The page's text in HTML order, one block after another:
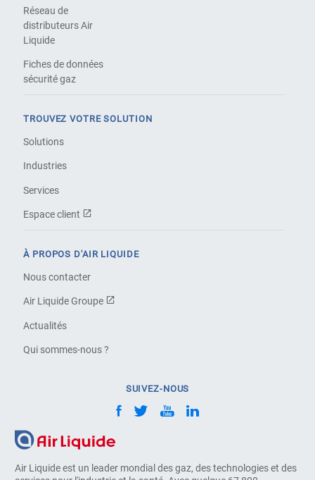
Air Liquide est un leader mondial des gaz, des technologies et des
Réseau de
distributeurs Air
Liquide
Fiches de données
sécurité gaz
TROUVEZ VOTRE SOLUTION
Solutions
Industries
Services
Espace client
À PROPOS D'AIR LIQUIDE
Nous contacter
Air Liquide Groupe
Actualités
Qui sommes-nous ?
SUIVEZ-NOUS